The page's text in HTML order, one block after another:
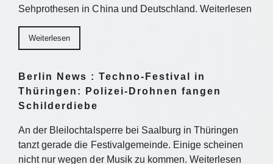
Sehprothesen in China und Deutschland. Weiterlesen
Weiterlesen
Berlin News : Techno-Festival in
Thüringen: Polizei-Drohnen fangen
Schilderdiebe
An der Bleilochtalsperre bei Saalburg in Thüringen
tanzt gerade die Festivalgemeinde. Einige scheinen
nicht nur wegen der Musik zu kommen. Weiterlesen